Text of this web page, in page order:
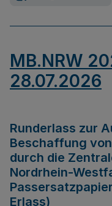
MB.NRW
28.07.2026
Runderlass zur
Beschaffung
durch die
Nordrhein-
Erlass)